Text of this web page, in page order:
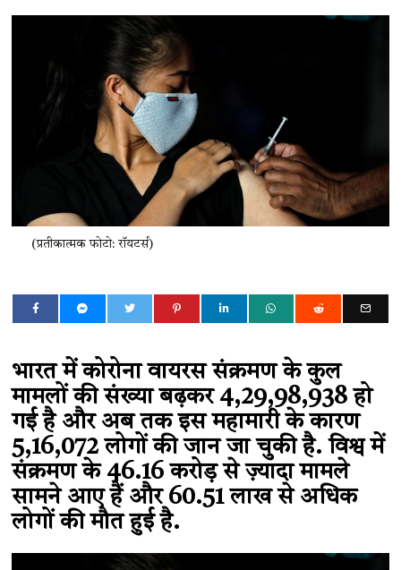
(प्रतीकात्मक फोटो: रॉयटर्स)
भारत में कोरोना वायरस संक्रमण के कुल
मामलों की संख्या बढ़कर 4,29,98,938 हो
गई है और अब तक इस महामारी के कारण
5,16,072 लोगों की जान जा चुकी है. विश्व में
संक्रमण के 46.16 करोड़ से ज़्यादा मामले
सामने आए हैं और 60.51 लाख से अधिक
लोगों की मौत हुई है.